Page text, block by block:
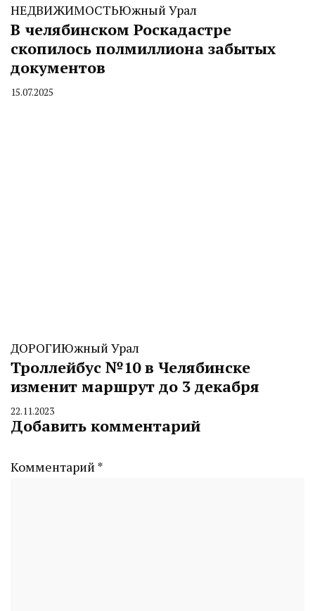
НЕДВИЖИМОСТЬЮжный Урал
В челябинском Роскадастре
скопилось полмиллиона забытых
документов
By
15.07.2025
ДОРОГИЮжный Урал
Троллейбус №10 в Челябинске
изменит маршрут до 3 декабря
By
CHELINDUSTRY
22.11.2023
Добавить комментарий
Комментарий *